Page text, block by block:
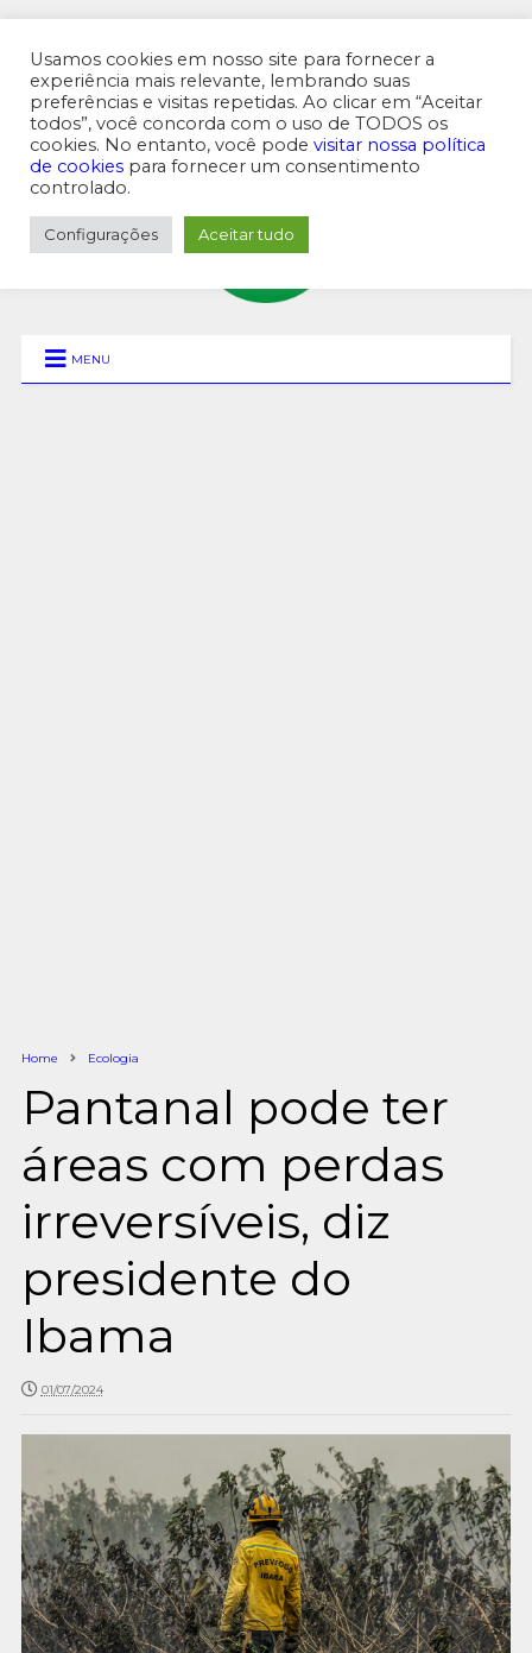
MENU SUPERIOR
MENU
Home Ecologia
Pantanal pode ter
áreas com perdas
irreversíveis, diz
presidente do
Ibama
01/07/2024
Usamos cookies em nosso site para fornecer a
experiência mais relevante, lembrando suas
preferências e visitas repetidas. Ao clicar em “Aceitar
todos”, você concorda com o uso de TODOS os
cookies. No entanto, você pode visitar nossa política
de cookies para fornecer um consentimento
controlado.
Configurações Aceitar tudo